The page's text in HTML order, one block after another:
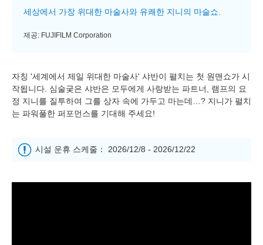
세상에서 가장 위대한 마술사와 유쾌한 지니의 마술쇼.
제공: FUJIFILM Corporation
자칭 '세계에서 제일 위대한 마술사' 샤반이 펼치는 첫 원맨쇼가 시
작됩니다. 심술궂은 샤반은 모두에게 사랑받는 파트너, 램프의 요
정 지니를 질투하여 그를 상자 속에 가두고 마는데…? 지니가 펼치
는 파워풀한 퍼포먼스를 기대해 주세요!
시설 운휴 스케줄： 2026/12/8 - 2026/12/22